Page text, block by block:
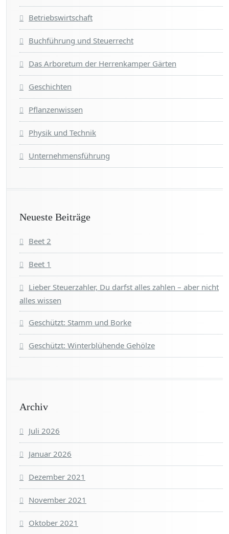
Betriebswirtschaft
Buchführung und Steuerrecht
Das Arboretum der Herrenkamper Gärten
Geschichten
Pflanzenwissen
Physik und Technik
Unternehmensführung
Neueste Beiträge
Beet 2
Beet 1
Lieber Steuerzahler, Du darfst alles zahlen – aber nicht
alles wissen
Geschützt: Stamm und Borke
Geschützt: Winterblühende Gehölze
Archiv
Juli 2026
Januar 2026
Dezember 2021
November 2021
Oktober 2021